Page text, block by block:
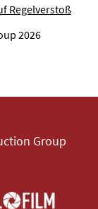
Regelverstoß
2026
Group